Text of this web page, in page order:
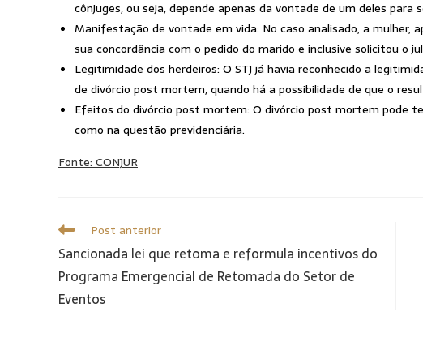
cônjuges, ou seja, depende apenas da vontade de um deles para
Manifestação de vontade em vida: No caso analisado, a
sua concordância com o pedido do marido e inclusive solicitou o
Legitimidade dos herdeiros: O STJ já havia reconhecido a
de divórcio post mortem, quando há a possibilidade de que o
Efeitos do divórcio post mortem: O divórcio post mortem pode
como na questão previdenciária.
Fonte: CONJUR
Post anterior
Sancionada lei que retoma e reformula incentivos do
Programa Emergencial de Retomada do Setor de
Eventos